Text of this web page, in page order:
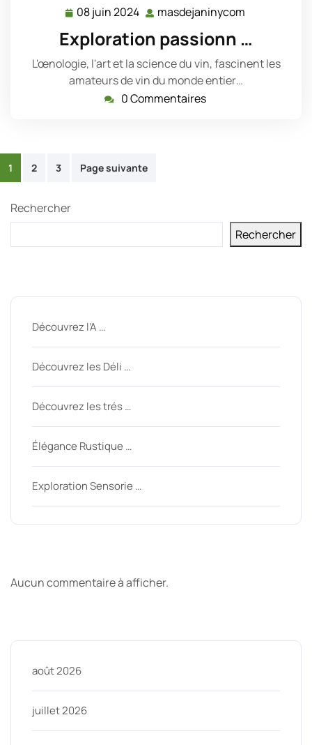
08 juin 2024 08
2024
masdejaninycom
Exploration passionn …
L'œnologie, l'art et la science du vin, fascinent les
amateurs de vin du monde entier…
0 Commentaires
Pagination
des
publications
1 2 3 Page suivante
Rechercher
Rechercher
Découvrez l’A …
Découvrez les Déli …
Découvrez les trés …
Élégance Rustique …
Exploration Sensorie …
Aucun commentaire à afficher.
août 2026
juillet 2026